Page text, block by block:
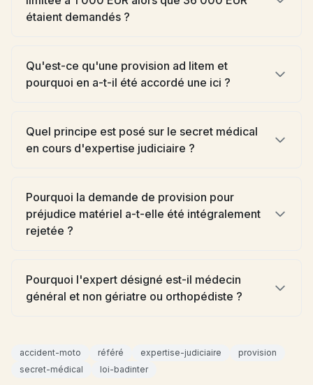
étaient demandés ?
Qu'est-ce qu'une provision ad litem et
pourquoi en a-t-il été accordé une ici ?
Quel principe est posé sur le secret médical
en cours d'expertise judiciaire ?
Pourquoi la demande de provision pour
préjudice matériel a-t-elle été intégralement
rejetée ?
Pourquoi l'expert désigné est-il médecin
général et non gériatre ou orthopédiste ?
accident-moto référé expertise-judiciaire
provision
secret-médical
loi-badinter